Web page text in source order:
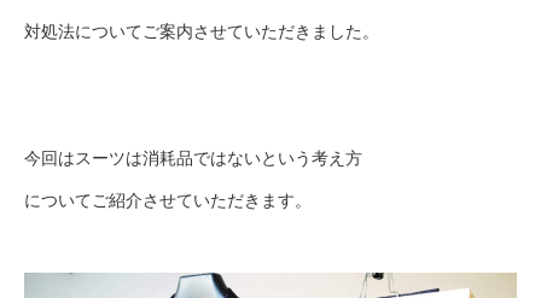
対処法についてご案内させていただきました。
今回はスーツは消耗品ではないという考え方
についてご紹介させていただきます。